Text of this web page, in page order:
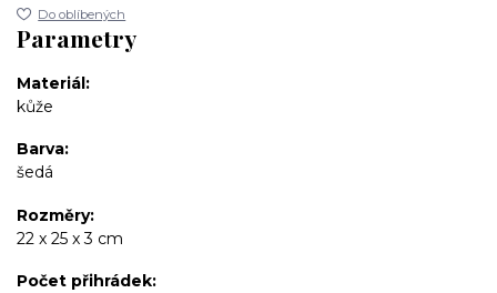
Do oblíbených
Parametry
Materiál
kůže
Barva
šedá
Rozměry
22 x 25 x 3 cm
Počet přihrádek